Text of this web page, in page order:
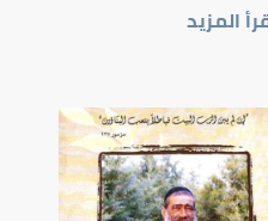
المزيد